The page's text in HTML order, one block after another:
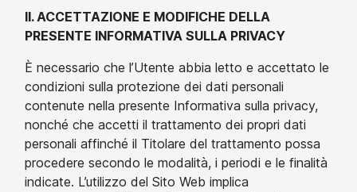
II. ACCETTAZIONE E MODIFICHE DELLA
PRESENTE INFORMATIVA SULLA PRIVACY
È necessario che l’Utente abbia letto e accettato le
condizioni sulla protezione dei dati personali
contenute nella presente Informativa sulla privacy,
nonché che accetti il trattamento dei propri dati
personali affinché il Titolare del trattamento possa
procedere secondo le modalità, i periodi e le finalità
indicate. L’utilizzo del Sito Web implica